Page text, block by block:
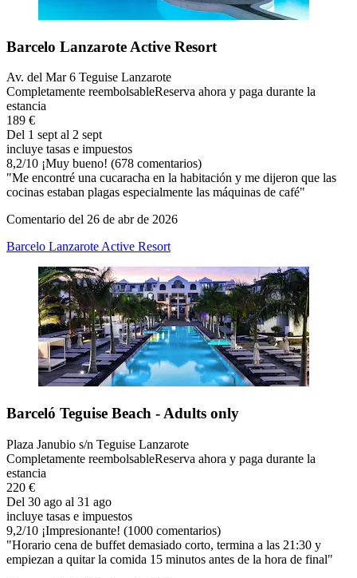
Barcelo Lanzarote Active Resort
Av. del Mar 6 Teguise Lanzarote
Completamente reembolsableReserva ahora y paga durante la
estancia
189 €
Del 1 sept al 2 sept
incluye tasas e impuestos
8,2/10 ¡Muy bueno! (678 comentarios)
"Me encontré una cucaracha en la habitación y me dijeron que las
cocinas estaban plagas especialmente las máquinas de café"
Comentario del 26 de abr de 2026
Barcelo Lanzarote Active Resort
Barceló Teguise Beach - Adults only
Plaza Janubio s/n Teguise Lanzarote
Completamente reembolsableReserva ahora y paga durante la
estancia
220 €
Del 30 ago al 31 ago
incluye tasas e impuestos
9,2/10 ¡Impresionante! (1000 comentarios)
"Horario cena de buffet demasiado corto, termina a las 21:30 y
empiezan a quitar la comida 15 minutos antes de la hora de final"